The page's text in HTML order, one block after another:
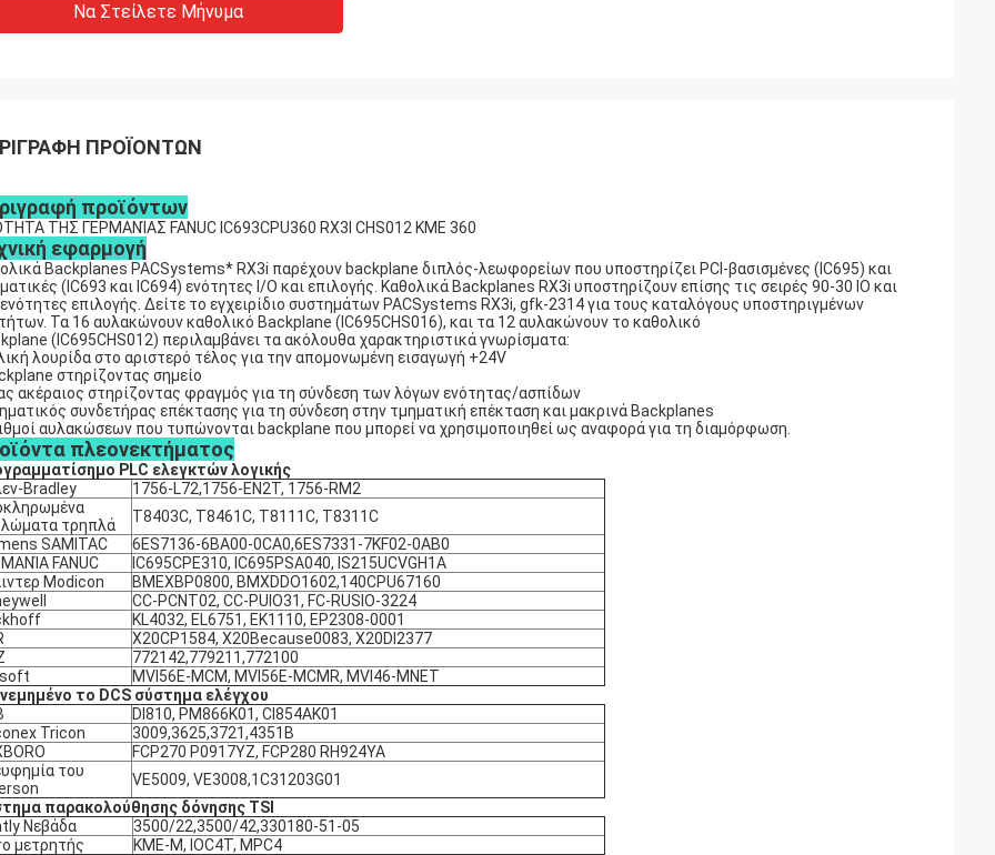
Να Στείλετε Μήνυμα
ΠΡΟΪΌΝΤΩΝ
προϊόντων
ΤΗΣ ΓΕΡΜΑΝΊΑΣ FANUC IC693CPU360 RX3I CHS012 ΚΜΕ 360
εφαρμογή
Backplanes PACSystems* RX3i παρέχουν backplane διπλός-λεωφορείων που υποστηρίζει PCI-βασισμένες (IC695) και
(IC693 και IC694) ενότητες I/O και επιλογής. Καθολικά Backplanes RX3i υποστηρίζουν επίσης τις σειρές 90-30 IO και
επιλογής. Δείτε το εγχειρίδιο συστημάτων PACSystems RX3i, gfk-2314 για τους καταλόγους υποστηριγμένων
Τα 16 αυλακώνουν καθολικό Backplane (IC695CHS016), και τα 12 αυλακώνουν το καθολικό
(IC695CHS012) περιλαμβάνει τα ακόλουθα χαρακτηριστικά γνωρίσματα:
λουρίδα στο αριστερό τέλος για την απομονωμένη εισαγωγή +24V
στηρίζοντας σημείο
ακέραιος στηρίζοντας φραγμός για τη σύνδεση των λόγων ενότητας/ασπίδων
συνδετήρας επέκτασης για τη σύνδεση στην τμηματική επέκταση και μακρινά Backplanes
αυλακώσεων που τυπώνονται backplane που μπορεί να χρησιμοποιηθεί ως αναφορά για τη διαμόρφωση.
πλεονεκτήματος
PLC ελεγκτών λογικής
Bradley
1756-L72,1756-EN2T, 1756-RM2
τρηπλά
T8403C, T8461C, T8111C, T8311C
SAMITAC
6ES7136-6BA00-0CA0,6ES7331-7KF02-0AB0
FANUC
IC695CPE310, IC695PSA040, IS215UCVGH1A
Modicon
BMEXBP0800, BMXDDO1602,140CPU67160
CC-PCNT02, CC-PUIO31, FC-RUSIO-3224
KL4032, EL6751, EK1110, EP2308-0001
X20CP1584, X20Because0083, X20DI2377
772142,779211,772100
MVI56E-MCM, MVI56E-MCMR, MVI46-MNET
το DCS σύστημα ελέγχου
DI810, PM866K01, CI854AK01
Tricon
3009,3625,3721,4351B
FCP270 P0917YZ, FCP280 RH924YA
του
VE5009, VE3008,1C31203G01
παρακολούθησης δόνησης TSI
Νεβάδα
3500/22,3500/42,330180-51-05
μετρητής
ΚΜΕ-Μ, IOC4T, MPC4